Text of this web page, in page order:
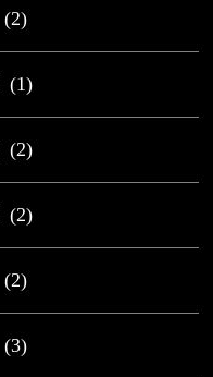
(2)
(1)
(2)
(2)
(2)
(3)